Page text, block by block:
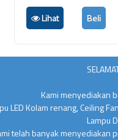
Lihat
Beli
Kami menyediakan
LED Kolam renang, Ceiling
Lampu
telah banyak